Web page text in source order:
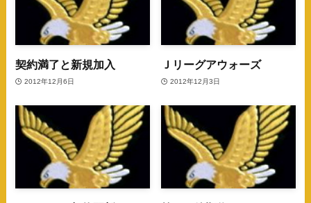
契約満了と新規加入
2012年12月6日
Ｊリーグアウォーズ
2012年12月3日